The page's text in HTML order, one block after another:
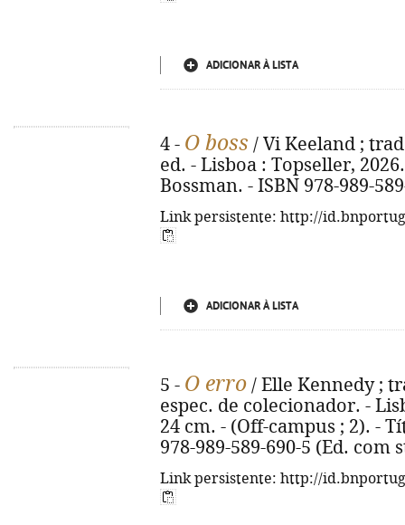
ADICIONAR À LISTA
4 - O boss / Vi Keeland ;
ed. - Lisboa : Topseller,
Bossman. - ISBN 978-989-
Link persistente: http://
ADICIONAR À LISTA
5 - O erro / Elle Kennedy ;
espec. de colecionador. -
24 cm. - (Off-campus ; 2). -
978-989-589-690-5 (Ed. com
Link persistente: http://